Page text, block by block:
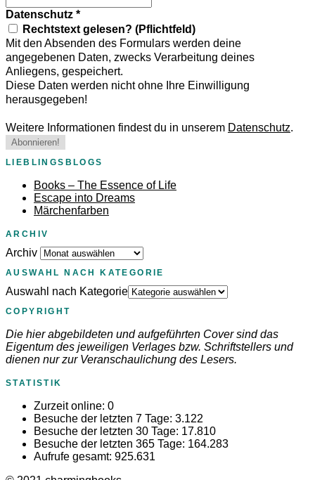
Datenschutz *
Rechtstext gelesen? (Pflichtfeld)
Mit den Absenden des Formulars werden deine
angegebenen Daten, zwecks Verarbeitung deines
Anliegens, gespeichert.
Diese Daten werden nicht ohne Ihre Einwilligung
herausgegeben!
Weitere Informationen findest du in unserem Datenschutz.
LIEBLINGSBLOGS
Books – The Essence of Life
Escape into Dreams
Märchenfarben
ARCHIV
Archiv
AUSWAHL NACH KATEGORIE
Auswahl nach Kategorie
COPYRIGHT
Die hier abgebildeten und aufgeführten Cover sind das
Eigentum des jeweiligen Verlages bzw. Schriftstellers und
dienen nur zur Veranschaulichung des Lesers.
STATISTIK
Zurzeit online: 0
Besuche der letzten 7 Tage: 3.122
Besuche der letzten 30 Tage: 17.810
Besuche der letzten 365 Tage: 164.283
Aufrufe gesamt: 925.631